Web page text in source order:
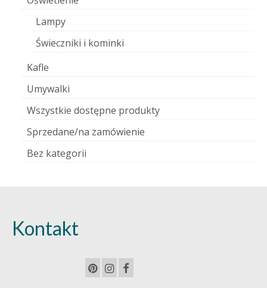
Lampy
Świeczniki i kominki
Kafle
Umywalki
Wszystkie dostępne produkty
Sprzedane/na zamówienie
Bez kategorii
Kontakt